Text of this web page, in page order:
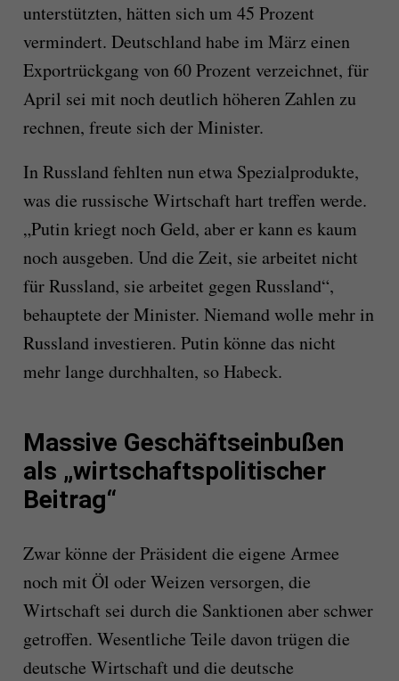
unterstützten, hätten sich um 45 Prozent
vermindert. Deutschland habe im März einen
Exportrückgang von 60 Prozent verzeichnet, für
April sei mit noch deutlich höheren Zahlen zu
rechnen, freute sich der Minister.
In Russland fehlten nun etwa Spezialprodukte,
was die russische Wirtschaft hart treffen werde.
„Putin kriegt noch Geld, aber er kann es kaum
noch ausgeben. Und die Zeit, sie arbeitet nicht
für Russland, sie arbeitet gegen Russland“,
behauptete der Minister. Niemand wolle mehr in
Russland investieren. Putin könne das nicht
mehr lange durchhalten, so Habeck.
Massive Geschäftseinbußen
als „wirtschaftspolitischer
Beitrag“
Zwar könne der Präsident die eigene Armee
noch mit Öl oder Weizen versorgen, die
Wirtschaft sei durch die Sanktionen aber schwer
getroffen. Wesentliche Teile davon trügen die
deutsche Wirtschaft und die deutsche